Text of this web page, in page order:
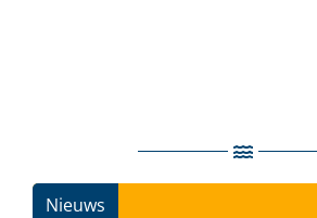
Nieuws